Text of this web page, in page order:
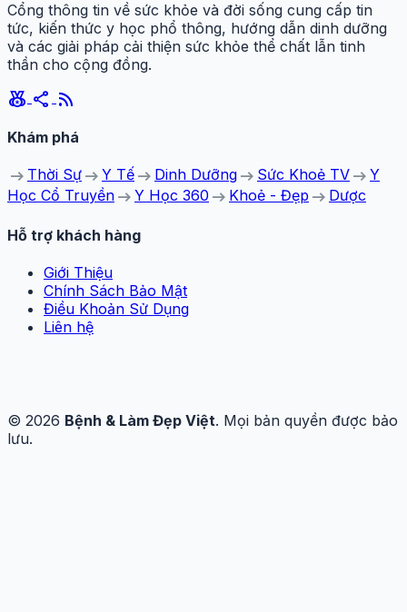
Cổng thông tin về sức khỏe và đời sống cung cấp tin
tức, kiến thức y học phổ thông, hướng dẫn dinh dưỡng
và các giải pháp cải thiện sức khỏe thể chất lẫn tinh
thần cho cộng đồng.
social_leaderboard share rss_feed
Khám phá
arrow_right_alt Thời Sự arrow_right_alt Y Tế arrow_right_alt Dinh Dưỡng arrow_right_alt Sức Khoẻ TV arrow_right_alt Y
Học Cổ Truyền arrow_right_alt Y Học 360 arrow_right_alt Khoẻ - Đẹp arrow_right_alt Dược
Hỗ trợ khách hàng
Giới Thiệu
Chính Sách Bảo Mật
Điều Khoản Sử Dụng
Liên hệ
© 2026 Bệnh & Làm Đẹp Việt. Mọi bản quyền được bảo
lưu.